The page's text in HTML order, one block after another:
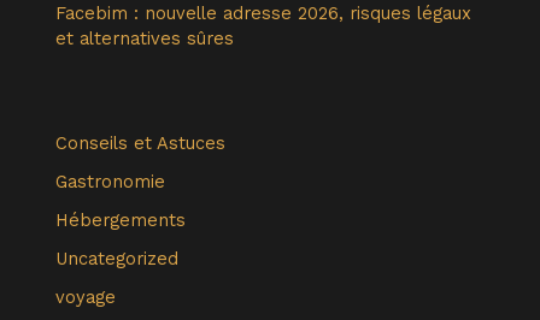
Facebim : nouvelle adresse 2026, risques légaux
et alternatives sûres
Conseils et Astuces
Gastronomie
Hébergements
Uncategorized
voyage